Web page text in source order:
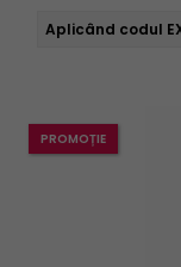
Aplicând codul
PROMOȚIE